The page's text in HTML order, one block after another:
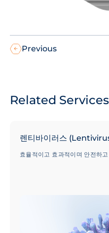
Previous
Related Services
렌티바이러스
효율적이고 효과적이며 안전하